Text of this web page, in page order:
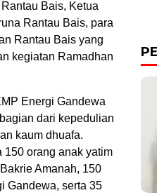
Bais, Ketua
Rantau Bais, para
Rantau Bais yang
kegiatan Ramadhan
Energi Gandewa
dari kepedulian
kaum dhuafa.
150 orang anak yatim
Amanah, 150
Gandewa, serta 35